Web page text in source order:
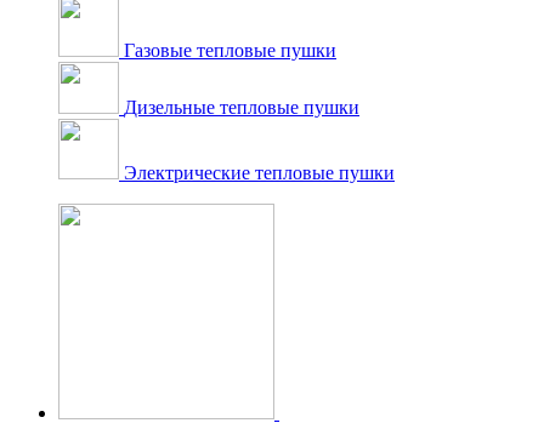
Газовые тепловые пушки
Дизельные тепловые пушки
Электрические тепловые пушки